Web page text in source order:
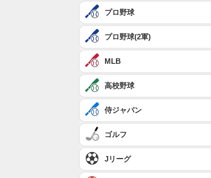
プロ野球
プロ野球(2軍)
MLB
高校野球
侍ジャパン
ゴルフ
Jリーグ